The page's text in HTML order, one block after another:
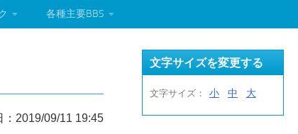
各種主要BBS
：2019/09/11 19:45
文字サイズを変更する
文字サイズ： 小 中 大